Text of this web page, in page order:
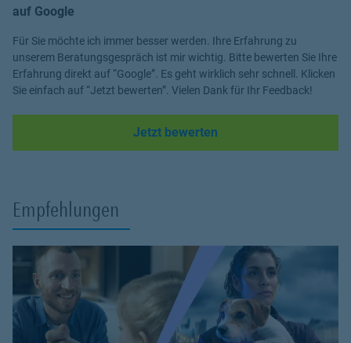
auf Google
Für Sie möchte ich immer besser werden. Ihre Erfahrung zu
unserem Beratungsgespräch ist mir wichtig. Bitte bewerten Sie Ihre
Erfahrung direkt auf “Google”. Es geht wirklich sehr schnell. Klicken
Sie einfach auf “Jetzt bewerten”. Vielen Dank für Ihr Feedback!
Jetzt bewerten
Empfehlungen